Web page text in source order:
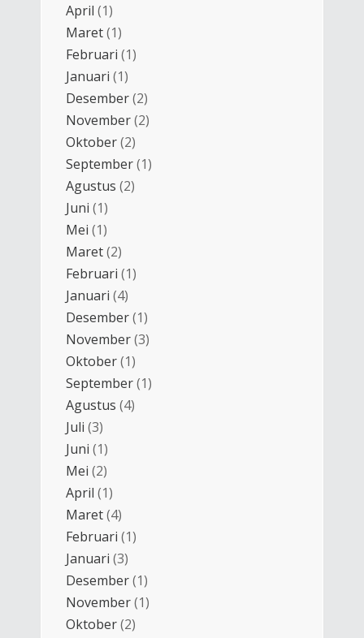
April (1)
Maret(1)
Februari (1)
Januari (1)
Desember(2)
November(2)
Oktober(2)
September(1)
Agustus (2)
Juni (1)
Mei (1)
Maret(2)
Februari (1)
Januari (4)
Desember(1)
November(3)
Oktober(1)
September(1)
Agustus (4)
Juli (3)
Juni (1)
Mei (2)
April (1)
Maret(4)
Februari (1)
Januari (3)
Desember(1)
November(1)
Oktober(2)